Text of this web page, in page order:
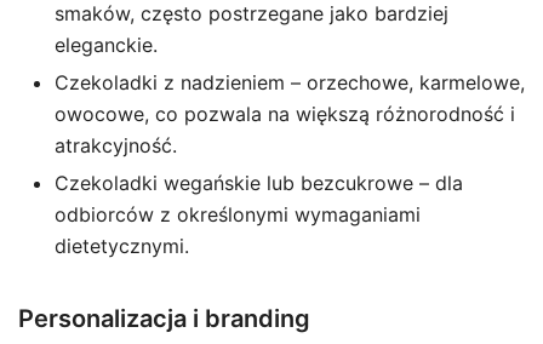
smaków, często postrzegane jako bardziej
eleganckie.
Czekoladki z nadzieniem – orzechowe, karmelowe,
owocowe, co pozwala na większą różnorodność i
atrakcyjność.
Czekoladki wegańskie lub bezcukrowe – dla
odbiorców z określonymi wymaganiami
dietetycznymi.
Personalizacja i branding